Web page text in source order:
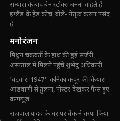
संन्यास के बाद बेन स्टोक्स बनना चाहते हैं
इंग्लैंड के हेड कोच, बोले- नेतृत्व करना पसंद
है
मनोरंजन
मिथुन चक्रवर्ती के हाथ की हुई सर्जरी,
अस्पताल में मिलने पहुंचे शुभेंदु अधिकारी
'बंटवारा 1947': कनिका कपूर की कियारा
आडवाणी से तुलना, पोस्टर देखकर फैंस हुए
कन्फ्यूज
राजपाल यादव के घर पर बैंक ने चस्पा किया